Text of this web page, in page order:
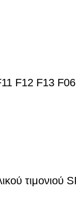
F12 F13 F06
τιμονιού